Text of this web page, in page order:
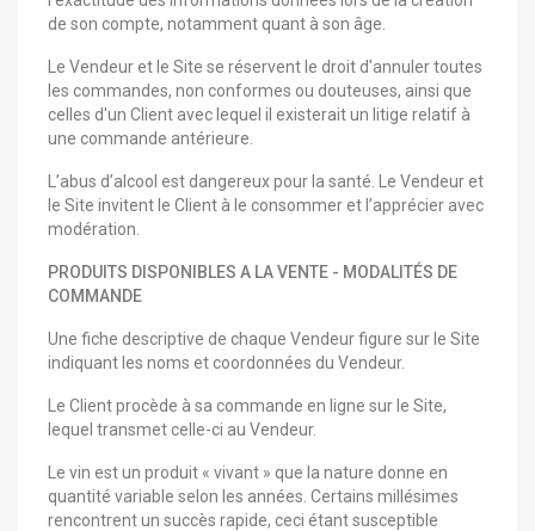
de son compte, notamment quant à son âge.
Le Vendeur et le Site se réservent le droit d'annuler toutes
les commandes, non conformes ou douteuses, ainsi que
celles d'un Client avec lequel il existerait un litige relatif à
une commande antérieure.
L’abus d’alcool est dangereux pour la santé. Le Vendeur et
le Site invitent le Client à le consommer et l’apprécier avec
modération.
PRODUITS DISPONIBLES A LA VENTE - MODALITÉS DE
COMMANDE
Une fiche descriptive de chaque Vendeur figure sur le Site
indiquant les noms et coordonnées du Vendeur.
Le Client procède à sa commande en ligne sur le Site,
lequel transmet celle-ci au Vendeur.
Le vin est un produit « vivant » que la nature donne en
quantité variable selon les années. Certains millésimes
rencontrent un succès rapide, ceci étant susceptible